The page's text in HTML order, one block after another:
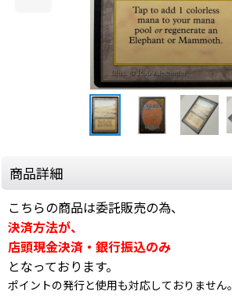
商品詳細
こちらの商品は委託販売の為、
決済方法が、
店頭現金決済・銀行振込のみ
となっております。
ポイントの発行と使用も対応しておりません。